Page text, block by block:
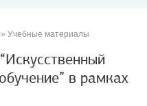
» Учебные материалы
в рамках